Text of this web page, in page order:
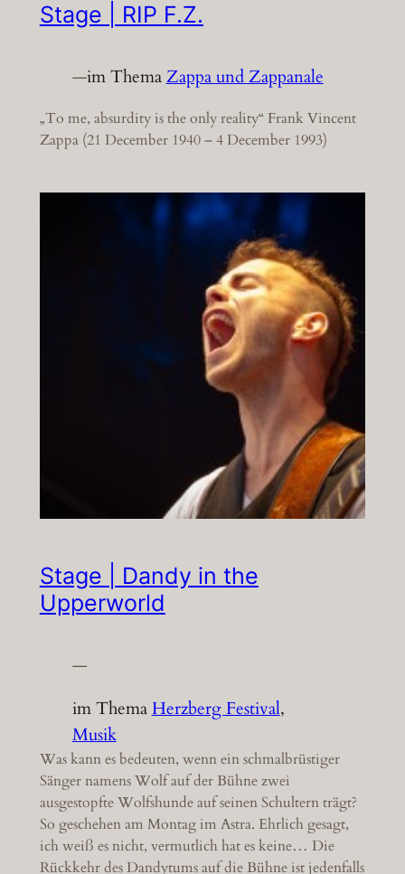
Stage | RIP F.Z.
—im ThemaZappa und Zappanale
„To me, absurdity is the only reality“ Frank Vincent
Zappa (21 December 1940 – 4 December 1993)
Stage | Dandy in the
Upperworld
—
im ThemaHerzberg Festival
Musik
Was kann es bedeuten, wenn ein schmalbrüstiger
Sänger namens Wolf auf der Bühne zwei
ausgestopfte Wolfshunde auf seinen Schultern trägt?
So geschehen am Montag im Astra. Ehrlich gesagt,
ich weiß es nicht, vermutlich hat es keine… Die
Rückkehr des Dandytums auf die Bühne ist jedenfalls